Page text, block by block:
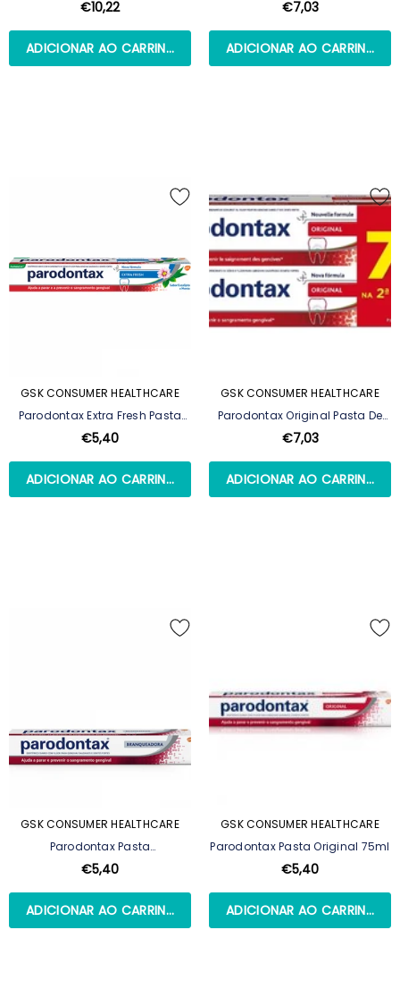
€10,22
ADICIONAR AO CARRINHO
€7,03
ADICIONAR AO CARRINHO
GSK CONSUMER HEALTHCARE
Parodontax Extra Fresh Pasta
Dentífrica - 75 Ml
€5,40
ADICIONAR AO CARRINHO
GSK CONSUMER HEALTHCARE
Parodontax Original Pasta De
Dentes 2x75ml
€7,03
ADICIONAR AO CARRINHO
GSK CONSUMER HEALTHCARE
Parodontax Pasta
Branqueadora - 75 Ml
€5,40
ADICIONAR AO CARRINHO
GSK CONSUMER HEALTHCARE
Parodontax Pasta Original 75ml
€5,40
ADICIONAR AO CARRINHO